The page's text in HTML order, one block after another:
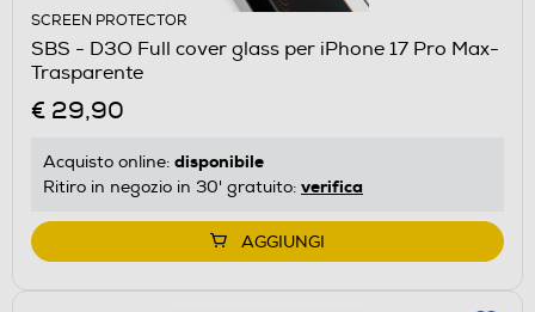
SCREEN PROTECTOR
SBS - D3O Full cover glass per iPhone 17 Pro Max-
Trasparente
€ 29,90
Acquisto online: disponibile
Ritiro in negozio in 30' gratuito: verifica
AGGIUNGI